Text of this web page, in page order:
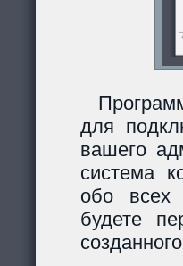
для
вашего
система
обо всех
будете